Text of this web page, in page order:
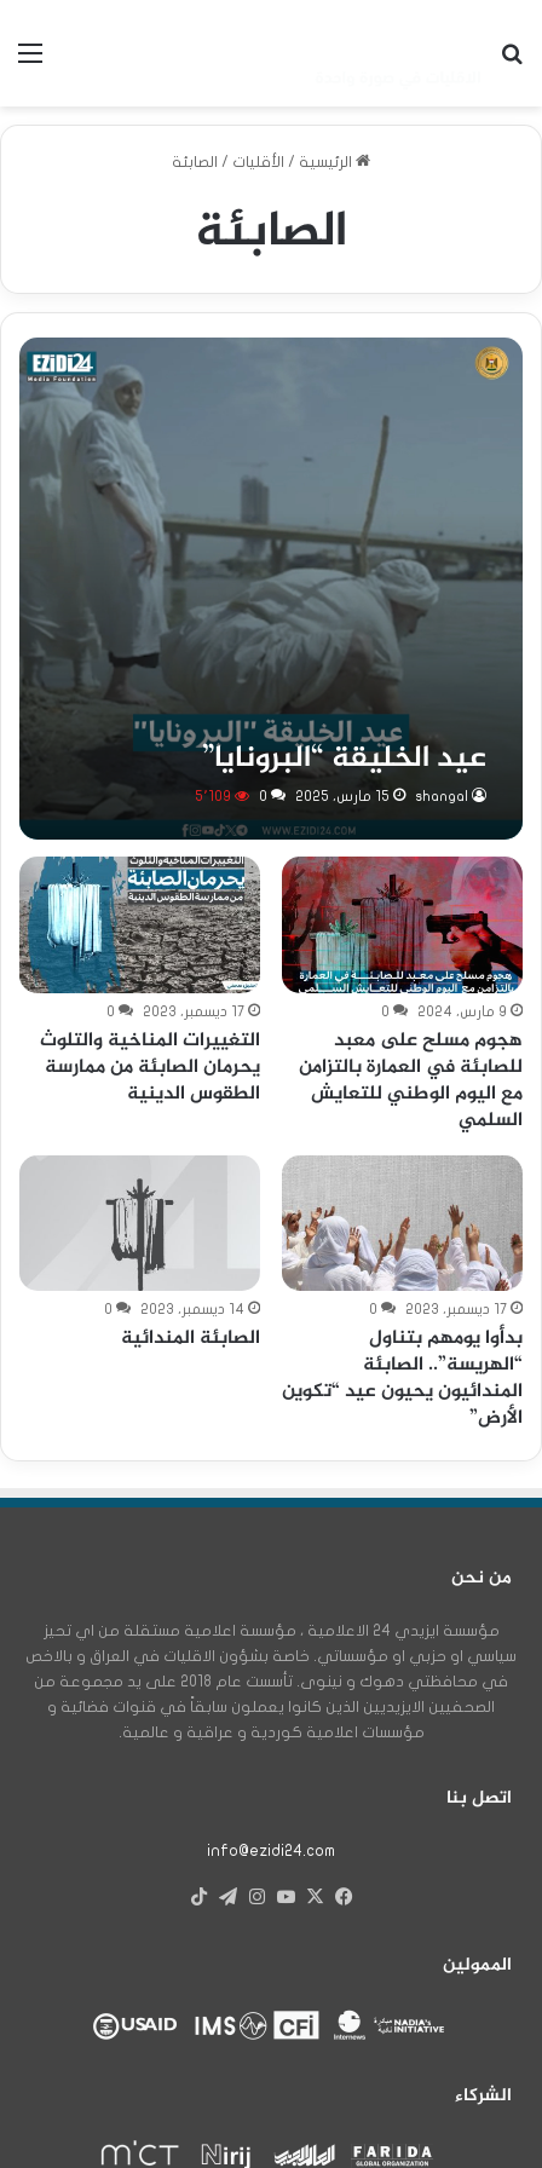
الرئيسية / الأقليات / الصابئة
الصابئة
عيد الخليقة “البرونايا”
shangal 15 مارس، 2025 0 5٬109
9 مارس، 2024 0
هجوم مسلح على معبد
للصابئة في العمارة بالتزامن
مع اليوم الوطني للتعايش
السلمي
17 ديسمبر، 2023 0
التغييرات المناخية والتلوث
يحرمان الصابئة من ممارسة
الطقوس الدينية
17 ديسمبر، 2023 0
بدأوا يومهم بتناول
“الهريسة”.. الصابئة
المندائيون يحيون عيد “تكوين
الأرض”
14 ديسمبر، 2023 0
الصابئة المندائية
من نحن
مؤسسة ايزيدي 24 الاعلامية ، مؤسسة اعلامية مستقلة من اي تحيز
سياسي او حزبي او مؤسساتي. خاصة بشؤون الاقليات في العراق و بالاخص
في محافظتي دهوك و نينوى. تأسست عام 2018 على يد مجموعة من
الصحفيين الايزيديين الذين كانوا يعملون سابقاً في قنوات فضائية و
مؤسسات اعلامية كوردية و عراقية و عالمية.
اتصل بنا
info@ezidi24.com
فيسبوك
X يوتيوبانستقرام
تيلقرام
الممولين
الشركاء